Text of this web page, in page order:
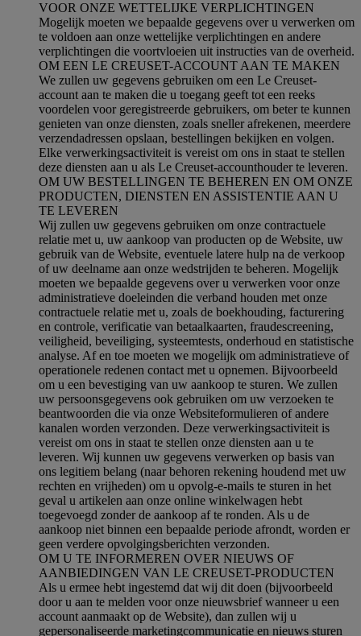
VOOR ONZE WETTELIJKE VERPLICHTINGEN
Mogelijk moeten we bepaalde gegevens over u verwerken om
te voldoen aan onze wettelijke verplichtingen en andere
verplichtingen die voortvloeien uit instructies van de overheid.
OM EEN LE CREUSET-ACCOUNT AAN TE MAKEN
We zullen uw gegevens gebruiken om een Le Creuset-
account aan te maken die u toegang geeft tot een reeks
voordelen voor geregistreerde gebruikers, om beter te kunnen
genieten van onze diensten, zoals sneller afrekenen, meerdere
verzendadressen opslaan, bestellingen bekijken en volgen.
Elke verwerkingsactiviteit is vereist om ons in staat te stellen
deze diensten aan u als Le Creuset-accounthouder te leveren.
OM UW BESTELLINGEN TE BEHEREN EN OM ONZE
PRODUCTEN, DIENSTEN EN ASSISTENTIE AAN U
TE LEVEREN
Wij zullen uw gegevens gebruiken om onze contractuele
relatie met u, uw aankoop van producten op de Website, uw
gebruik van de Website, eventuele latere hulp na de verkoop
of uw deelname aan onze wedstrijden te beheren. Mogelijk
moeten we bepaalde gegevens over u verwerken voor onze
administratieve doeleinden die verband houden met onze
contractuele relatie met u, zoals de boekhouding, facturering
en controle, verificatie van betaalkaarten, fraudescreening,
veiligheid, beveiliging, systeemtests, onderhoud en statistische
analyse. Af en toe moeten we mogelijk om administratieve of
operationele redenen contact met u opnemen. Bijvoorbeeld
om u een bevestiging van uw aankoop te sturen. We zullen
uw persoonsgegevens ook gebruiken om uw verzoeken te
beantwoorden die via onze Websiteformulieren of andere
kanalen worden verzonden. Deze verwerkingsactiviteit is
vereist om ons in staat te stellen onze diensten aan u te
leveren. Wij kunnen uw gegevens verwerken op basis van
ons legitiem belang (naar behoren rekening houdend met uw
rechten en vrijheden) om u opvolg-e-mails te sturen in het
geval u artikelen aan onze online winkelwagen hebt
toegevoegd zonder de aankoop af te ronden. Als u de
aankoop niet binnen een bepaalde periode afrondt, worden er
geen verdere opvolgingsberichten verzonden.
OM U TE INFORMEREN OVER NIEUWS OF
AANBIEDINGEN VAN LE CREUSET-PRODUCTEN
Als u ermee hebt ingestemd dat wij dit doen (bijvoorbeeld
door u aan te melden voor onze nieuwsbrief wanneer u een
account aanmaakt op de Website), dan zullen wij u
gepersonaliseerde marketingcommunicatie en nieuws sturen